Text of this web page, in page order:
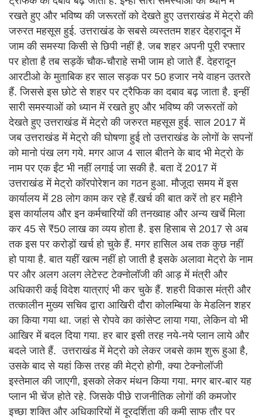
रखते हुए और भविष्य की जरूरतों को देखते हुए उत्तराखंड में मेट्रो की
जरुरत महसूस हुई. उत्तराखंड के सबसे व्यस्ततम शहर देहरादून में
जाम की समस्या किसी से छिपी नहीं है. जब शहर अपनी पूरी रफ्तार
पर होता है तब सड़कें चौक-चौराहे सभी जाम हो जाते हैं. देहरादून
आरटीओ के मुताबिक हर साल सड़क पर 50 हजार नये वाहन उतरते
हैं. जिससे इस छोटे से शहर पर ट्रैफिक का दबाव बढ़ जाता है. इन्हीं
सारी समस्याओं को ध्यान में रखते हुए और भविष्य की जरूरतों को
देखते हुए उत्तराखंड में मेट्रो की जरुरत महसूस हुई. साल 2017 में
जब उत्तराखंड में मेट्रो की घोषणा हुई तो उत्तराखंड के लोगों के सपनों
को मानो पंख लग गये. मगर आज 4 साल बीतने के बाद भी मेट्रो के
नाम पर एक ईंट भी नहीं लगाई जा सकी है. बता दें 2017 में
उत्तराखंड में मेट्रो कॉरपोरेशन का गठन हुआ. मौजूदा समय में इस
कार्यालय में 28 लोग काम कर रहे हैं.खर्च की बात करें तो हर महीने
इस कार्यालय और इन कर्मचारियों की तनख्वाह और अन्य खर्चे मिला
कर 45 से ₹50 लाख का व्यय होता है. इस हिसाब से 2017 से अब
तक इस पर करोड़ों खर्च हो चुके हैं. मगर हासिल अब तक कुछ नहीं
हो पाया है. बात यहीं खत्म नहीं हो जाती है इसके अलावा मेट्रो के नाम
पर और अलग अलग लेटेस्ट टेक्नोलॉजी की आड़ में मंत्री और
अधिकारी कई विदेश यात्राएं भी कर चुके हैं. शहरी विकास मंत्री और
तत्कालीन मुख्य सचिव द्वारा आखिरी दौरा कोलम्बिया के मेडलिन शहर
का किया गया था. जहां से रोपवे का कांसेप्ट लाया गया, लेकिन वो भी
आखिर में बदल दिया गया. हर बार इसी तरह नये-नये प्लान लाये और
बदले जाते हैं. उत्तराखंड में मेट्रो को लेकर जबसे काम शुरू हुआ है,
उसके बाद से यहां किस तरह की मेट्रो होगी, क्या टेक्नोलॉजी
इस्तेमाल की जाएगी, इसको लेकर मंथन किया गया. मगर बार-बार यह
प्लान भी चेंज होते रहे. जिसके पीछे राजनीतिक लोगों की कमजोर
इच्छा शक्ति और अधिकारियों में दूरदर्शिता की कमी साफ तौर पर